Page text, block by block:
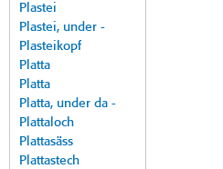
Plastei
Plastei, under -
Plasteikopf
Platta
Platta
Platta, under da -
Plattaloch
Plattasäss
Plattastech